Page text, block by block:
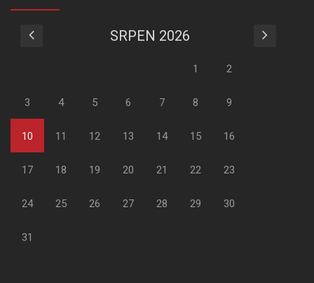
SRPEN 2026
1 2
3 4 5 6 7 8 9
10 11 12 13 14 15 16
17 18 19 20 21 22 23
24 25 26 27 28 29 30
31